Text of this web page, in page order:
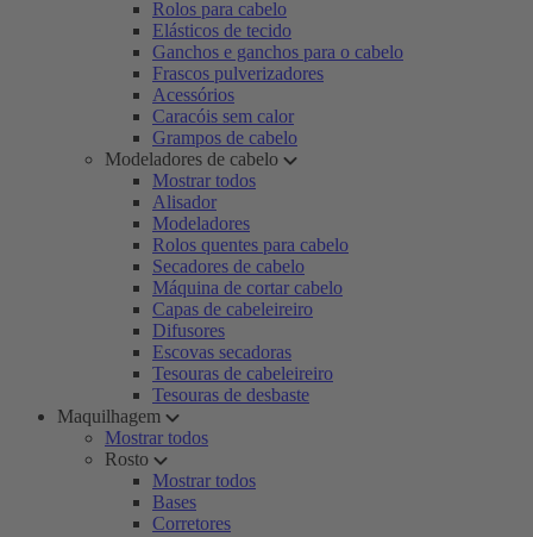
Rolos para cabelo
Elásticos de tecido
Ganchos e ganchos para o cabelo
Frascos pulverizadores
Acessórios
Caracóis sem calor
Grampos de cabelo
Modeladores de cabelo
Mostrar todos
Alisador
Modeladores
Rolos quentes para cabelo
Secadores de cabelo
Máquina de cortar cabelo
Capas de cabeleireiro
Difusores
Escovas secadoras
Tesouras de cabeleireiro
Tesouras de desbaste
Maquilhagem
Mostrar todos
Rosto
Mostrar todos
Bases
Corretores